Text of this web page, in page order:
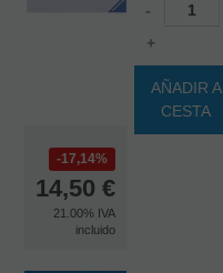
17,14%
14,50 €
21.00% IVA
incluido
-
+
AÑADIR A
CESTA